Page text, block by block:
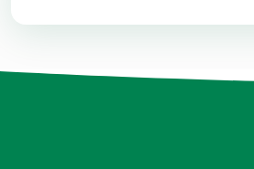
hạng4.4